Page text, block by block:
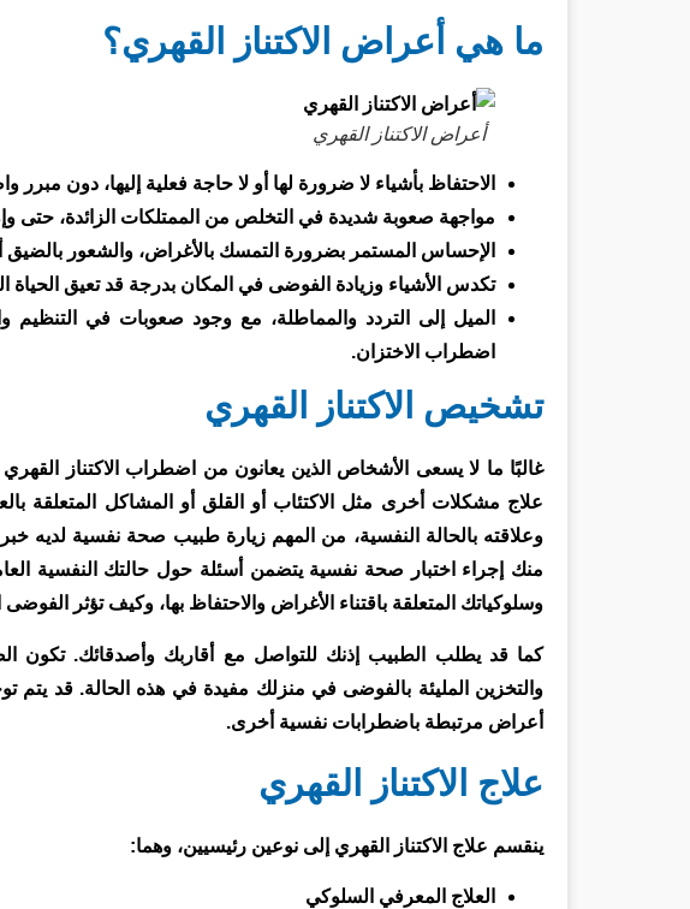
ما هي أعراض الاكتناز القهري؟
أعراض الاكتناز القهري
الاحتفاظ بأشياء لا ضرورة لها أو لا حاجة فعلية إليها، دون مبرر
مواجهة صعوبة شديدة في التخلص من الممتلكات الزائدة، حتى
الإحساس المستمر بضرورة التمسك بالأغراض، والشعور بالضيق
تكدس الأشياء وزيادة الفوضى في المكان بدرجة قد تعيق الحياة
الميل إلى التردد والمماطلة، مع وجود صعوبات في
اضطراب الاختزان.
تشخيص الاكتناز القهري
غالبًا ما لا يسعى الأشخاص الذين يعانون من اضطراب الاكتناز
علاج مشكلات أخرى مثل الاكتئاب أو القلق أو المشاكل المتعلقة
وعلاقته بالحالة النفسية، من المهم زيارة طبيب صحة نفسية
منك إجراء اختبار صحة نفسية يتضمن أسئلة حول حالتك النفسية
وسلوكياتك المتعلقة باقتناء الأغراض والاحتفاظ بها، وكيف تؤثر
كما قد يطلب الطبيب إذنك للتواصل مع أقاربك وأصدقائك. تكون
والتخزين المليئة بالفوضى في منزلك مفيدة في هذه الحالة. قد يتم
أعراض مرتبطة باضطرابات نفسية أخرى.
علاج الاكتناز القهري
ينقسم علاج الاكتناز القهري إلى نوعين رئيسيين، وهما:
العلاج المعرفي السلوكي